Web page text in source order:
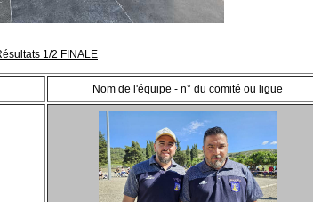
1/2 FINALE
Nom de l'équipe - n° du comité ou ligue